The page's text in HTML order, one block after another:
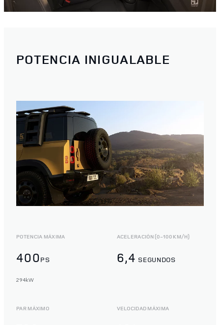
POTENCIA INIGUALABLE
POTENCIA MÁXIMA
400PS
294kW
ACELERACIÓN (0-100 KM/H)
6,4 SEGUNDOS
PAR MÁXIMO VELOCIDAD MÁXIMA